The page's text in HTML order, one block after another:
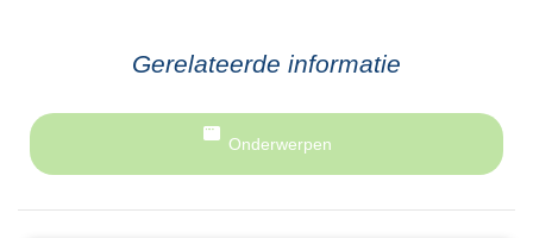
Gerelateerde informatie
Onderwerpen